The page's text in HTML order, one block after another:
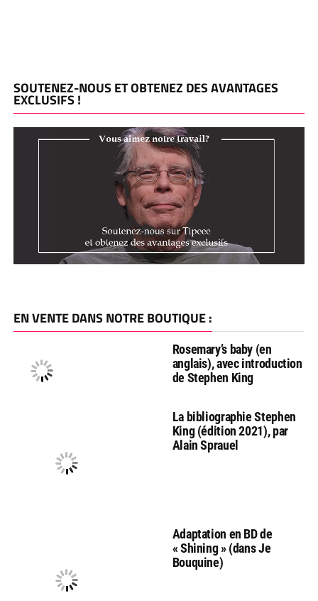
SOUTENEZ-NOUS ET OBTENEZ DES AVANTAGES
EXCLUSIFS !
EN VENTE DANS NOTRE BOUTIQUE :
Rosemary’s baby (en
anglais), avec introduction
de Stephen King
La bibliographie Stephen
King (édition 2021), par
Alain Sprauel
Adaptation en BD de
« Shining » (dans Je
Bouquine)